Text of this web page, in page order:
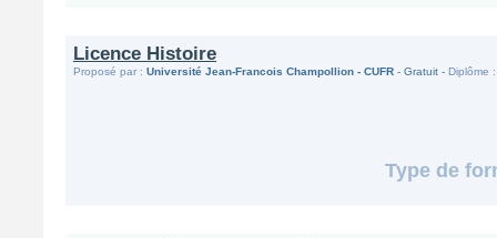
Licence Histoire
Proposé par : Université Jean-Francois Champollion - CUFR - Gratuit - Diplôme :
Type de